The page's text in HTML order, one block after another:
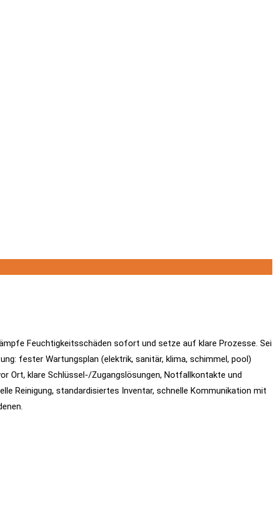
Feuchtigkeitsschäden sofort und setze auf klare Prozesse. Sei
fester Wartungsplan (elektrik, sanitär, klima, schimmel, pool)
Ort, klare Schlüssel-/Zugangslösungen, Notfallkontakte und
Reinigung, standardisiertes Inventar, schnelle Kommunikation mit